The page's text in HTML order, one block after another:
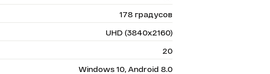
178 градусов
UHD (3840x2160)
20
Windows 10, Android 8.0